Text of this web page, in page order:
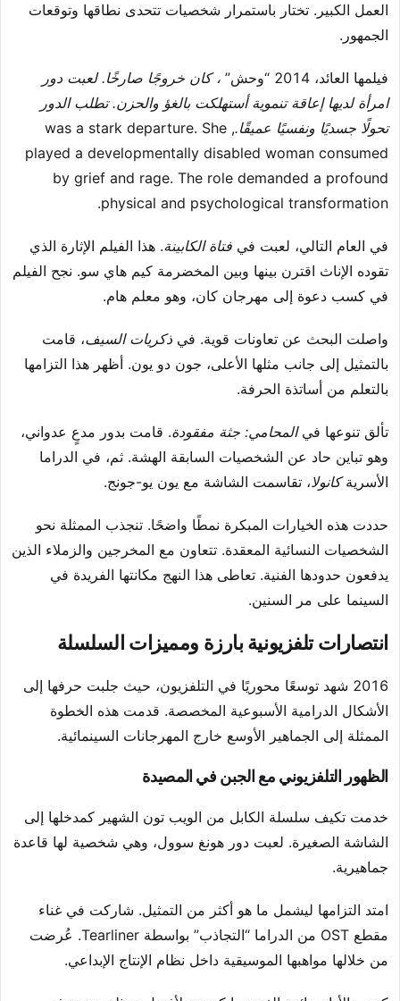
العمل الكبير. تختار باستمرار شخصيات تتحدى نطاقها وتوقعات
الجمهور.
فيلمها العائد، 2014 “وحش”
، كان خروجًا صارخًا. لعبت دور
امرأة لديها إعاقة تنموية أستهلكت بالغؤ والحزن. تطلب الدور
تحولًا جسديًا ونفسيًا عميقًا. , was a stark departure. She
played a developmentally disabled woman consumed
by grief and rage. The role demanded a profound
physical and psychological transformation.
في العام التالي، لعبت في فتاة الكابينة. هذا الفيلم الإثارة الذي
تقوده الإناث اقترن بينها وبين المخضرمة كيم هاي سو. نجح الفيلم
في كسب دعوة إلى مهرجان كان، وهو معلم هام.
واصلت البحث عن تعاونات قوية. في ذكريات السيف، قامت
بالتمثيل إلى جانب مثلها الأعلى، جون دو يون. أظهر هذا التزامها
بالتعلم من أساتذة الحرفة.
تألق تنوعها فيالمحامي: جثة مفقودة. قامت بدور مدعٍ عدواني،
وهو تباين حاد عن الشخصيات السابقة الهشة. ثم، في الدراما
الأسريةكانولا، تقاسمت الشاشة مع يون يو-جونج.
حددت هذه الخيارات المبكرة نمطًا واضحًا. تنجذب الممثلة نحو
الشخصيات النسائية المعقدة. تتعاون مع المخرجين والزملاء الذين
يدفعون حدودها الفنية. تعاطى هذا النهج مكانتها الفريدة في
السينما على مر السنين.
انتصارات تلفزيونية بارزة ومميزات السلسلة
2016 شهد توسعًا محوريًا في التلفزيون، حيث جلبت حرفها إلى
الأشكال الدرامية الأسبوعية المخصصة. قدمت هذه الخطوة
الممثلة إلى الجماهير الأوسع خارج المهرجانات السينمائية.
الظهور التلفزيوني مع الجبن في المصيدة
خدمت تكيف سلسلة الكابل من الويب تون الشهير كمدخلها إلى
الشاشة الصغيرة. لعبت دور هونغ سوول، وهي شخصية لها قاعدة
جماهيرية.
امتد التزامها ليشمل ما هو أكثر من التمثيل. شاركت في غناء
مقطع OST من الدراما “التجاذب” بواسطة Tearliner. عُرضت
من خلالها مواهبها الموسيقية داخل نظام الإنتاج الإبداعي.